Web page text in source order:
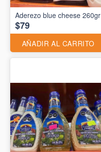
Aderezo blue cheese 260gr
$79
AÑADIR AL CARRITO